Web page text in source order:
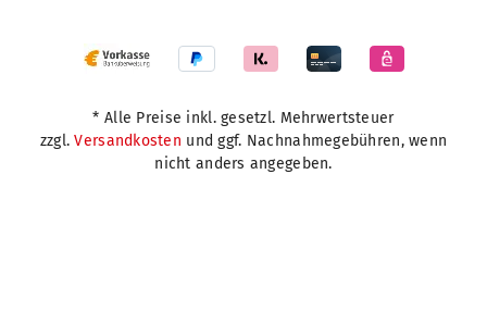
* Alle Preise inkl. gesetzl. Mehrwertsteuer
zzgl.Versandkosten und ggf. Nachnahmegebühren, wenn
nicht anders angegeben.